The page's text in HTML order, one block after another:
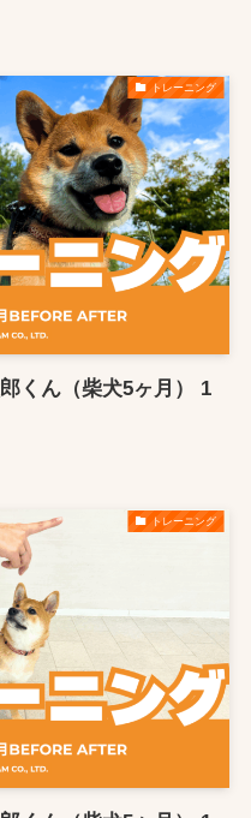
トレーニング
くん（柴犬5ヶ月） 1
トレーニング